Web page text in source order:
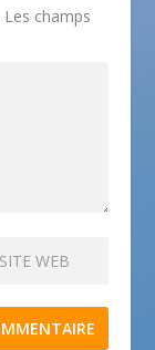
Les champs